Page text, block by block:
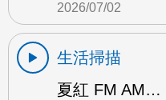
2026/07/02
生活掃描
夏紅 FM AM…